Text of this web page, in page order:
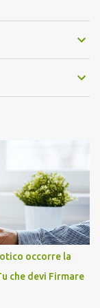
occorre la
che devi Firmare